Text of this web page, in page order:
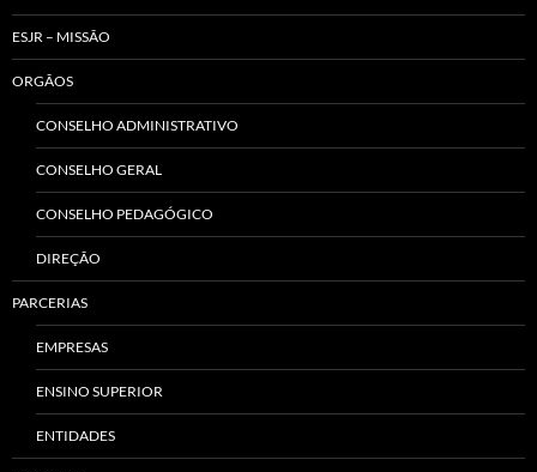
ESJR – MISSÃO
ORGÃOS
CONSELHO ADMINISTRATIVO
CONSELHO GERAL
CONSELHO PEDAGÓGICO
DIREÇÃO
PARCERIAS
EMPRESAS
ENSINO SUPERIOR
ENTIDADES